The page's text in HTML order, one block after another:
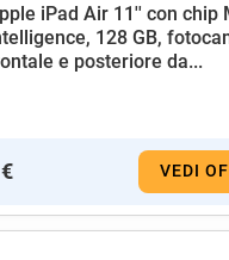
iPad Air 11'' con chip
128 GB,
e posteriore da...
VEDI